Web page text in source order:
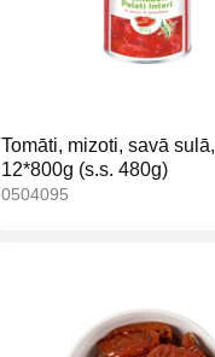
Tomāti, mizoti, savā sulā,
12*800g (s.s. 480g)
0504095